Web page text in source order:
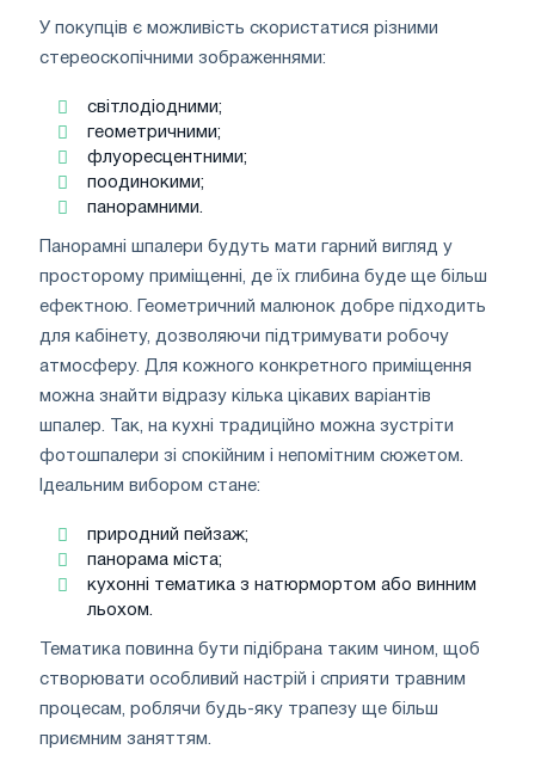
У покупців є можливість скористатися різними
стереоскопічними зображеннями:
світлодіодними;
геометричними;
флуоресцентними;
поодинокими;
панорамними.
Панорамні шпалери будуть мати гарний вигляд у
просторому приміщенні, де їх глибина буде ще більш
ефектною. Геометричний малюнок добре підходить
для кабінету, дозволяючи підтримувати робочу
атмосферу. Для кожного конкретного приміщення
можна знайти відразу кілька цікавих варіантів
шпалер. Так, на кухні традиційно можна зустріти
фотошпалери зі спокійним і непомітним сюжетом.
Ідеальним вибором стане:
природний пейзаж;
панорама міста;
кухонні тематика з натюрмортом або винним
льохом.
Тематика повинна бути підібрана таким чином, щоб
створювати особливий настрій і сприяти травним
процесам, роблячи будь-яку трапезу ще більш
приємним заняттям.